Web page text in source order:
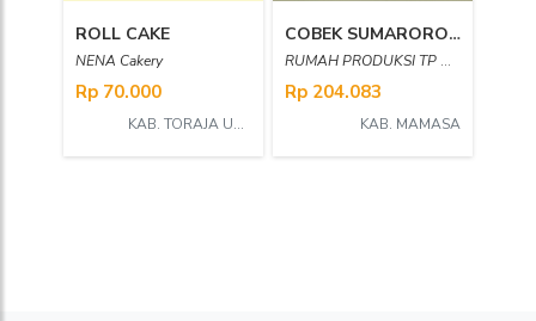
ROLL CAKE
NENA Cakery
Rp 70.000
KAB. TORAJA UTARA
COBEK SUMARORONG
RUMAH PRODUKSI TP MESSAWA
Rp 204.083
KAB. MAMASA